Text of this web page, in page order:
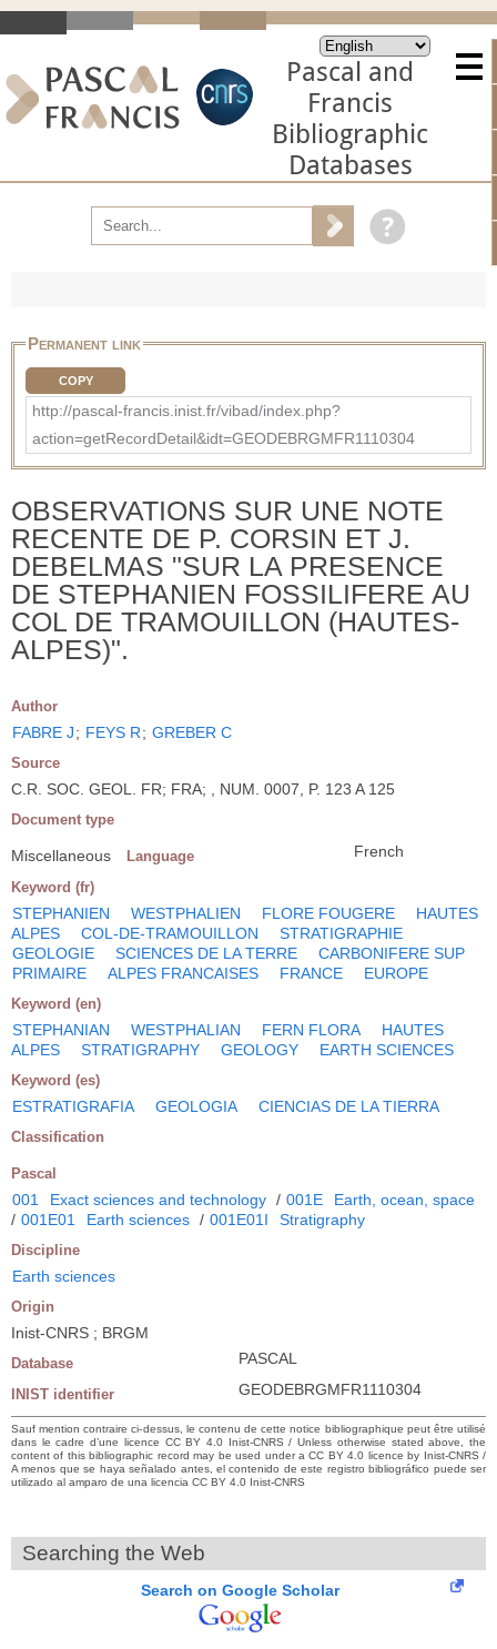
Pascal and
Francis
Bibliographic
Databases
Permanent link
COPY
http://pascal-francis.inist.fr/vibad/index.php?
action=getRecordDetail&idt=GEODEBRGMFR1110304
OBSERVATIONS SUR UNE NOTE
RECENTE DE P. CORSIN ET J.
DEBELMAS "SUR LA PRESENCE
DE STEPHANIEN FOSSILIFERE AU
COL DE TRAMOUILLON (HAUTES-
ALPES)".
Author
FABRE J; FEYS R; GREBER C
Source
C.R. SOC. GEOL. FR; FRA; , NUM. 0007, P. 123 A 125
Document type
Miscellaneous Language French
Keyword (fr)
STEPHANIEN WESTPHALIEN FLORE FOUGERE
HAUTES
ALPES
COL-DE-TRAMOUILLON
STRATIGRAPHIE
GEOLOGIE
SCIENCES DE LA TERRE
CARBONIFERE SUP
PRIMAIRE
ALPES FRANCAISES FRANCE EUROPE
Keyword (en)
STEPHANIAN WESTPHALIAN FERN FLORA
HAUTES
ALPES
STRATIGRAPHY GEOLOGY EARTH SCIENCES
Keyword (es)
ESTRATIGRAFIA GEOLOGIA CIENCIAS DE LA TIERRA
Classification
Pascal
001 Exact sciences and technology / 001E
Earth, ocean, space
/ 001E01 Earth sciences / 001E01I Stratigraphy
Discipline
Earth sciences
Origin
Inist-CNRS ; BRGM
Database PASCAL
INIST identifier GEODEBRGMFR1110304
Sauf mention contraire ci-dessus, le contenu de cette notice bibliographique peut être utilisé
dans le cadre d’une licence CC BY 4.0 Inist-CNRS / Unless otherwise stated above, the
content of this bibliographic record may be used under a CC BY 4.0 licence by Inist-CNRS /
A menos que se haya señalado antes, el contenido de este registro bibliográfico puede ser
utilizado al amparo de una licencia CC BY 4.0 Inist-CNRS
Searching the Web
Search on Google Scholar